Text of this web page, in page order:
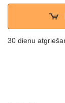
30 dienu